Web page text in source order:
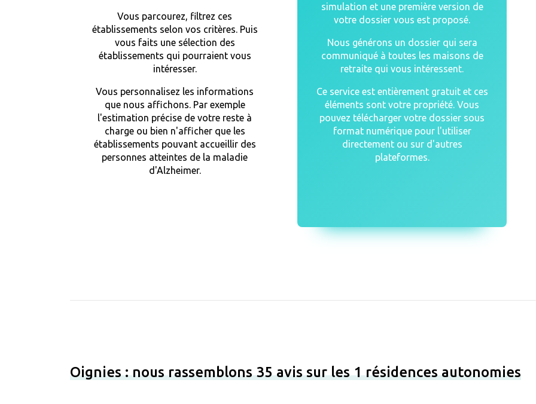
Vous parcourez, filtrez ces
établissements selon vos critères. Puis
vous faits une sélection des
établissements qui pourraient vous
intéresser.
Vous personnalisez les informations
que nous affichons. Par exemple
l'estimation précise de votre reste à
charge ou bien n'afficher que les
établissements pouvant accueillir des
personnes atteintes de la maladie
d'Alzheimer.
simulation et une première version de
votre dossier vous est proposé.
Nous générons un dossier qui sera
communiqué à toutes les maisons de
retraite qui vous intéressent.
Ce service est entièrement gratuit et ces
éléments sont votre propriété. Vous
pouvez télécharger votre dossier sous
format numérique pour l'utiliser
directement ou sur d'autres
plateformes.
Oignies : nous rassemblons 35 avis sur les 1 résidences autonomies